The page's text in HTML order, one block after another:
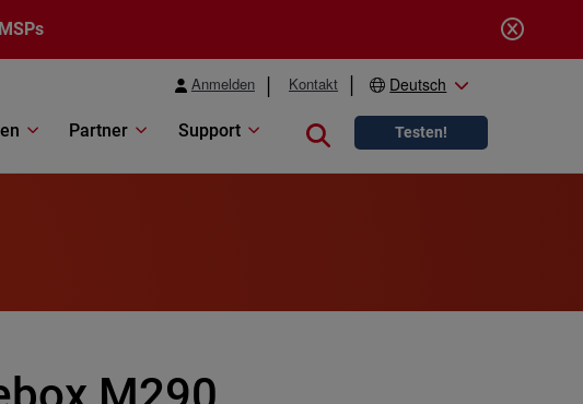
Anmelden Kontakt Deutsch
Partner Support Close search
Testen!